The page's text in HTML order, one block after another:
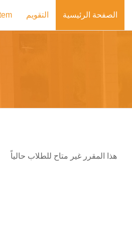
الصفحة الرئيسية
التقويم
هذا المقرر غير متاح للطلاب حالياً